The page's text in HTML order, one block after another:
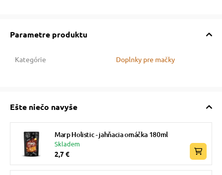
Parametre produktu
Kategórie Doplnky pre mačky
Ešte niečo navyše
Marp Holistic - jahňacia omáčka 180ml
Skladem
2,7 €